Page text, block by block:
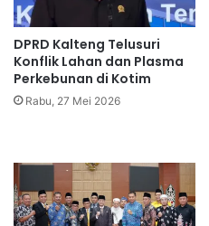
DPRD Kalteng Telusuri
Konflik Lahan dan Plasma
Perkebunan di Kotim
Rabu, 27 Mei 2026